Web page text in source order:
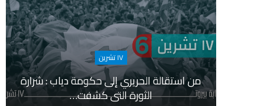
١٧ تشرين
من استقالة الحريري إلى حكومة دياب : شرارة
الثورة التي كشفت…